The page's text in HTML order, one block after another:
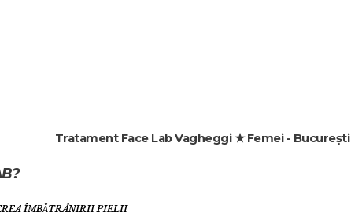
Tratament Face Lab Vagheggi ★ Femei - Bucureşti
ÎMBĂTRÂNIRII PIELII